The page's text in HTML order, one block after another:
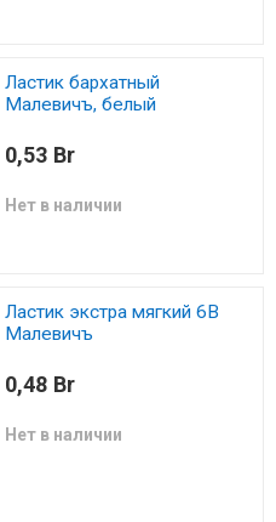
Ластик бархатный
Малевичъ, белый
0,53 Br
Нет в наличии
Ластик экстра мягкий 6В
Малевичъ
0,48 Br
Нет в наличии